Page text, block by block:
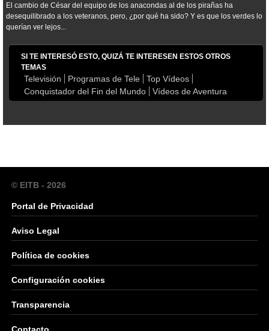
El cambio de César del equipo de los anacondas al de los pirañas ha
desequilibrado a los veteranos, pero, ¿por qué ha sido? Y es que los verdes lo
querían ver lejos...
SI TE INTERESÓ ESTO, QUIZÁ TE INTERESEN ESTOS OTROS
TEMAS
Televisión Programas de Tele
Top Vídeos
Conquistador del Fin del Mundo
Vídeos de Aventura
© EITB - 2026
Portal de Privacidad
Aviso Legal
Política de cookies
Configuración cookies
Transparencia